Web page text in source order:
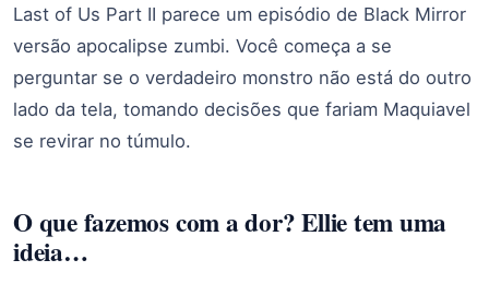
Last of Us Part II parece um episódio de Black Mirror
versão apocalipse zumbi. Você começa a se
perguntar se o verdadeiro monstro não está do outro
lado da tela, tomando decisões que fariam Maquiavel
se revirar no túmulo.
O que fazemos com a dor? Ellie tem uma
ideia…